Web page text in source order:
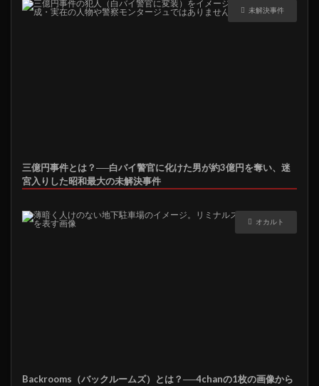
未解決事件
三億円事件とは？──白バイ警官に化けた男が約3億円を奪い、迷
宮入りした昭和最大の未解決事件
オカルト
Backrooms（バックルームズ）とは？──4chanの1枚の画像から